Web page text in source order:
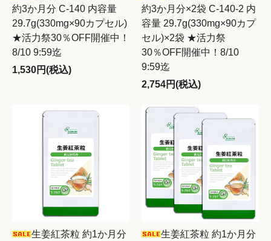
約3か月分 C-140 内容量
29.7g(330mg×90カプセル)
★活力祭30％OFF開催中！
8/10 9:59迄
1,530円(税込)
約3か月分×2袋 C-140-2 内
容量 29.7g(330mg×90カプ
セル)×2袋 ★活力祭
30％OFF開催中！8/10
9:59迄
2,754円(税込)
生姜紅茶粒 約1か月分
生姜紅茶粒 約1か月分